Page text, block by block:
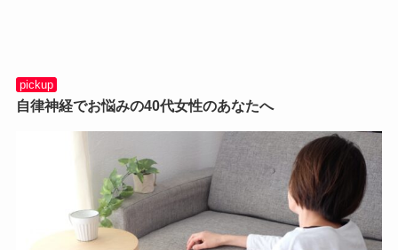
pickup
自律神経でお悩みの40代女性のあなたへ